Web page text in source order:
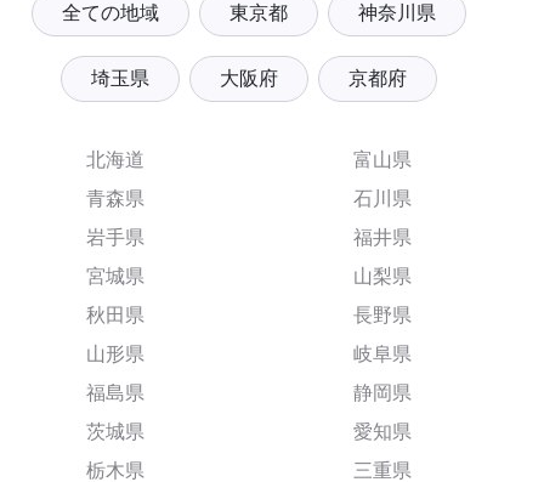
全ての地域 東京都 神奈川県
埼玉県 大阪府 京都府
北海道
青森県
岩手県
宮城県
秋田県
山形県
福島県
茨城県
栃木県
富山県
石川県
福井県
山梨県
長野県
岐阜県
静岡県
愛知県
三重県